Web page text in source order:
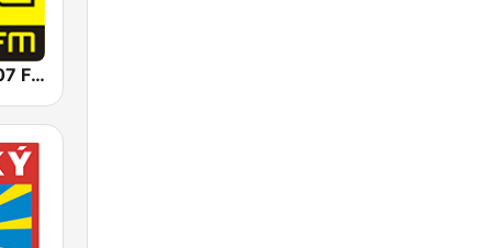
Free Rádio 107 FM